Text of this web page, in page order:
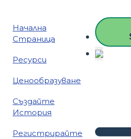
Начална
Страница
Ресурси
Ценообразуване
Създайте
История
Регистрирайте